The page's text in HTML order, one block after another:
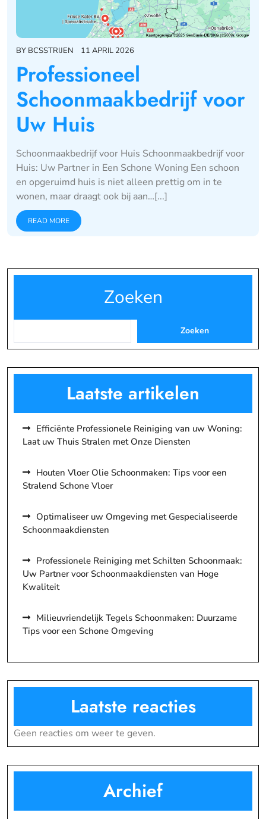
BY BCSSTRIJEN 11 APRIL 2026
Professioneel
Schoonmaakbedrijf voor
Uw Huis
Schoonmaakbedrijf voor Huis Schoonmaakbedrijf voor
Huis: Uw Partner in Een Schone Woning Een schoon
en opgeruimd huis is niet alleen prettig om in te
wonen, maar draagt ook bij aan…[...]
READ MORE
Zoeken
Zoeken
Laatste artikelen
Efficiënte Professionele Reiniging van uw Woning:
Laat uw Thuis Stralen met Onze Diensten
Houten Vloer Olie Schoonmaken: Tips voor een
Stralend Schone Vloer
Optimaliseer uw Omgeving met Gespecialiseerde
Schoonmaakdiensten
Professionele Reiniging met Schilten Schoonmaak:
Uw Partner voor Schoonmaakdiensten van Hoge
Kwaliteit
Milieuvriendelijk Tegels Schoonmaken: Duurzame
Tips voor een Schone Omgeving
Laatste reacties
Geen reacties om weer te geven.
Archief